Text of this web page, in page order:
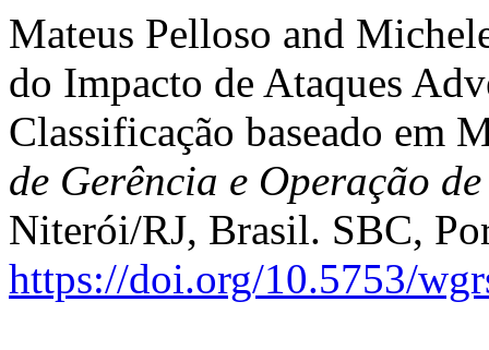
Mateus Pelloso and
do Impacto de Ataques
Classificação baseado em
de Gerência e Operação
Niterói/RJ, Brasil. SBC,
https://doi.org/10.5753/